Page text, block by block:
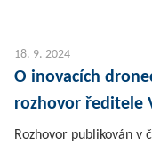
18. 9. 2024
O inovacích
rozhovor ředitele
Rozhovor publikován v